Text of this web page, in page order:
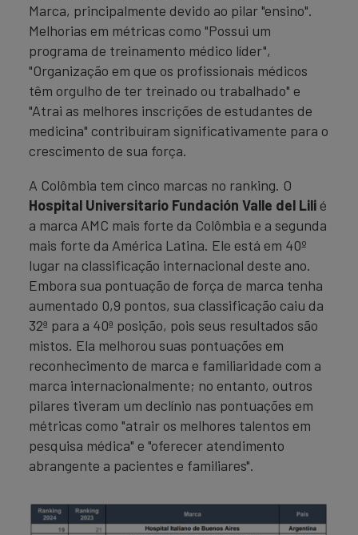
Marca, principalmente devido ao pilar "ensino".
Melhorias em métricas como "Possui um
programa de treinamento médico líder",
"Organização em que os profissionais médicos
têm orgulho de ter treinado ou trabalhado" e
"Atrai as melhores inscrições de estudantes de
medicina" contribuíram significativamente para o
crescimento de sua força.
A Colômbia tem cinco marcas no ranking. O
Hospital Universitario Fundación Valle del Lili é
a marca AMC mais forte da Colômbia e a segunda
mais forte da América Latina. Ele está em 40º
lugar na classificação internacional deste ano.
Embora sua pontuação de força de marca tenha
aumentado 0,9 pontos, sua classificação caiu da
32ª para a 40ª posição, pois seus resultados são
mistos. Ela melhorou suas pontuações em
reconhecimento de marca e familiaridade com a
marca internacionalmente; no entanto, outros
pilares tiveram um declínio nas pontuações em
métricas como "atrair os melhores talentos em
pesquisa médica" e "oferecer atendimento
abrangente a pacientes e familiares".